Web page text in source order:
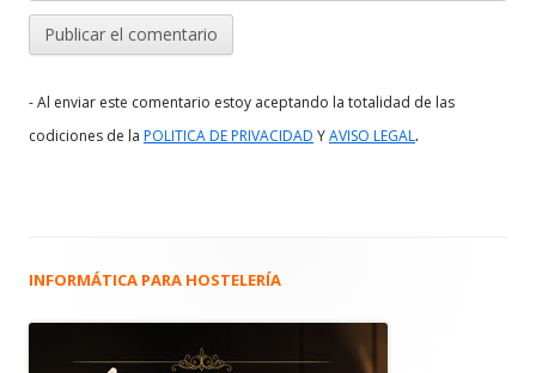
- Al enviar este comentario estoy aceptando la totalidad de las
codiciones de la POLITICA DE PRIVACIDAD YAVISO LEGAL.
Barra
INFORMÁTICA PARA HOSTELERÍA